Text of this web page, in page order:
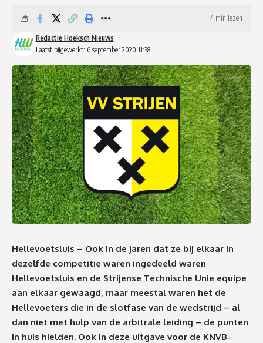
Laatst bijgewerkt: 6 september 2020 11:38
Redactie Hoeksch Nieuws
4 min lezen
Hellevoetsluis – Ook in de jaren dat ze bij elkaar in
dezelfde competitie waren ingedeeld waren
Hellevoetsluis en de Strijense Technische Unie equipe
aan elkaar gewaagd, maar meestal waren het de
Hellevoeters die in de slotfase van de wedstrijd – al
dan niet met hulp van de arbitrale leiding – de punten
in huis hielden. Ook in deze uitgave voor de KNVB-